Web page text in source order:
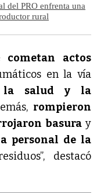
del PRO enfrenta una
rural
cometan actos
en la vía
la salud y la
rompieron
basuray
personal de la
destacó